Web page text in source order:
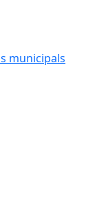
municipals